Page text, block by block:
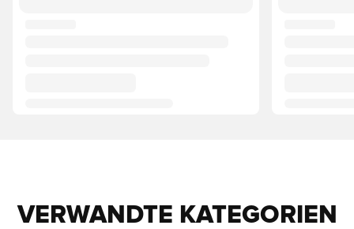
VERWANDTE KATEGORIEN